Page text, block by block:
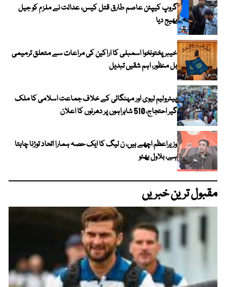
گروپ کیپٹن عاصم طارق قتل کیس، عدالت نے ملزم کو جیل
بھیج دیا
خیبرپختونخوا اسمبلی کا اراکین کی مراعات سے متعلق ترمیمی
بل منظور، اہم شقیں تبدیل
پیٹرولیم لیوی اور مہنگائی کے خلاف جماعت اسلامی کا ملک
گیر احتجاج، 510 شاہراہوں پر دھرنوں کا اعلان
وزیراعظم اچھے ہیں، ن لیگ کا ایک حصہ ہمارا اتحاد توڑنا چاہتا
ہے، بلاول بھٹو
مقبول ترین خبریں